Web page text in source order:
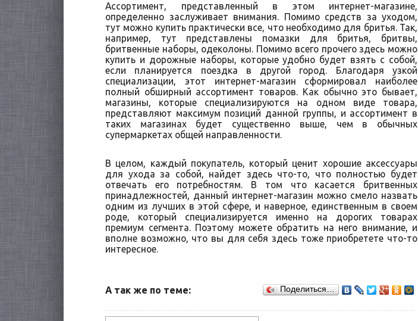
Ассортимент, представленный в этом интернет-магазине,
определенно заслуживает внимания. Помимо средств за уходом,
тут можно купить практически все, что необходимо для бритья. Так,
например, тут представлены помазки для бритья, бритвы,
бритвенные наборы, одеколоны. Помимо всего прочего здесь можно
купить и дорожные наборы, которые удобно будет взять с собой,
если планируется поездка в другой город. Благодаря узкой
специализации, этот интернет-магазин сформировал наиболее
полный обширный ассортимент товаров. Как обычно это бывает,
магазины, которые специализируются на одном виде товара,
представляют максимум позиций данной группы, и ассортимент в
таких магазинах будет существенно выше, чем в обычных
супермаркетах общей направленности.
В целом, каждый покупатель, который ценит хорошие аксессуары
для ухода за собой, найдет здесь что-то, что полностью будет
отвечать его потребностям. В том что касается бритвенных
принадлежностей, данный интернет-магазин можно смело назвать
одним из лучших в этой сфере, и наверное, единственным в своем
роде, который специализируется именно на дорогих товарах
премиум сегмента. Поэтому можете обратить на него внимание, и
вполне возможно, что вы для себя здесь тоже приобретете что-то
интересное.
А так же по теме: Поделиться…